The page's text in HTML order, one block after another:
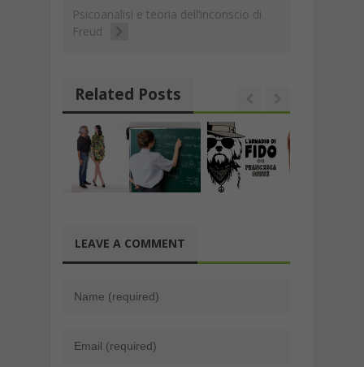
k p at
n di
Psicoanalisi e teoria dell’inconscio di
Freud
Related Posts
LEAVE A COMMENT